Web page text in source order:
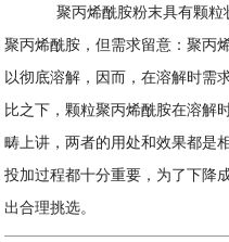
聚丙烯酰胺粉末具有颗粒状
聚丙烯酰胺，但需求留意：聚丙
以彻底溶解，因而，在溶解时需
比之下，颗粒聚丙烯酰胺在溶解
畴上讲，两者的用处和效果都是
投加过程都十分重要，为了下降
出合理挑选。